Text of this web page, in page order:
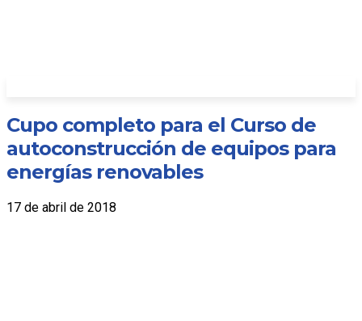
Cupo completo para el Curso de
autoconstrucción de equipos para
energías renovables
17 de abril de 2018